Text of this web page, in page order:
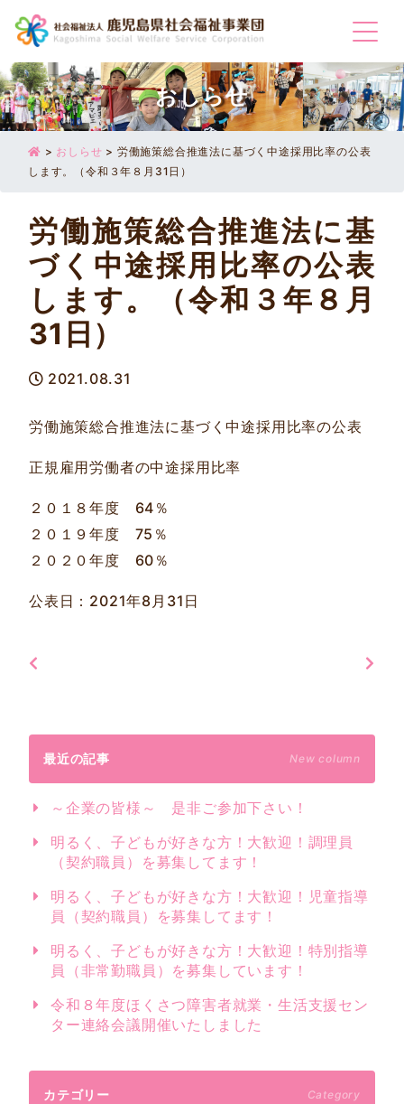
おしらせ
> おしらせ > 労働施策総合推進法に基づく中途採用比率の公表
します。（令和３年８月31日）
労働施策総合推進法に基
づく中途採用比率の公表
します。（令和３年８月
31日）
2021.08.31
労働施策総合推進法に基づく中途採用比率の公表
正規雇用労働者の中途採用比率
２０１８年度 64％
２０１９年度 75％
２０２０年度 60％
公表日：2021年8月31日
最近の記事 New column
～企業の皆様～ 是非ご参加下さい！
明るく、子どもが好きな方！大歓迎！調理員
（契約職員）を募集してます！
明るく、子どもが好きな方！大歓迎！児童指導
員（契約職員）を募集してます！
明るく、子どもが好きな方！大歓迎！特別指導
員（非常勤職員）を募集しています！
令和８年度ほくさつ障害者就業・生活支援セン
ター連絡会議開催いたしました
カテゴリー Category